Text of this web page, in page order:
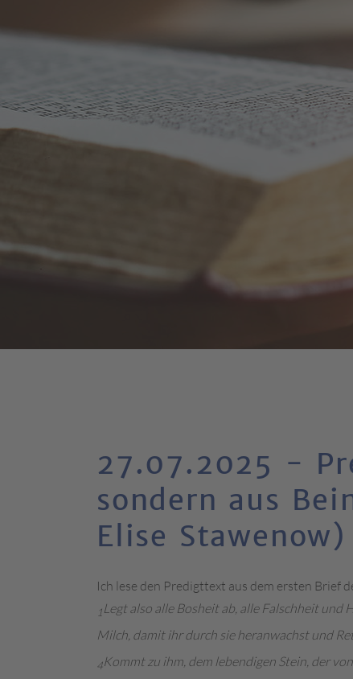
27.07.2025 -
sondern aus
Elise Stawenow)
Ich lese den Predigttext aus dem ersten Brief
1Legt also alle Bosheit ab, alle Falschheit
Milch, damit ihr durch sie heranwachst und
4Kommt zu ihm, dem lebendigen Stein, der